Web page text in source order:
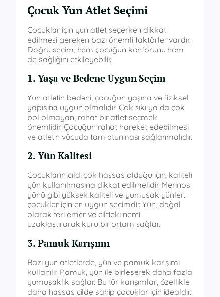
Çocuk Yun Atlet Seçimi
Çocuklar için yun atlet seçerken dikkat
edilmesi gereken bazı önemli faktörler vardır.
Doğru seçim, hem çocuğun konforunu hem
de sağlığını etkileyebilir.
1. Yaşa ve Bedene Uygun Seçim
Yun atletin bedeni, çocuğun yaşına ve fiziksel
yapısına uygun olmalıdır. Çok sıkı ya da çok
bol olmayan, rahat bir atlet seçmek
önemlidir. Çocuğun rahat hareket edebilmesi
ve atletin vücuda tam oturması sağlanmalıdır.
2. Yün Kalitesi
Çocukların cildi çok hassas olduğu için, kaliteli
yün kullanılmasına dikkat edilmelidir. Merinos
yünü gibi yüksek kaliteli ve yumuşak yünler,
çocuklar için en uygun seçimdir. Yün, doğal
olarak teri emer ve ciltteki nemi
uzaklaştırarak kuru bir ortam sağlar.
3. Pamuk Karışımı
Bazı yun atletlerde, yün ve pamuk karışımı
kullanılır. Pamuk, yün ile birleşerek daha fazla
yumuşaklık sağlar. Bu tür karışımlar, özellikle
daha hassas cilde sahip çocuklar için idealdir.